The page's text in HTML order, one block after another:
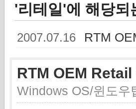
'리테일'에 해당되
2007.07.16 RTM
RTM OEM Retail
Windows OS/윈도우